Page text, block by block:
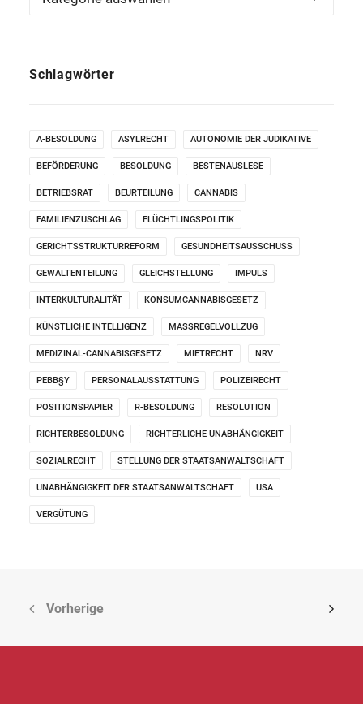
Schlagwörter
A-BESOLDUNG ASYLRECHT AUTONOMIE DER JUDIKATIVE
BEFÖRDERUNG BESOLDUNG BESTENAUSLESE
BETRIEBSRAT BEURTEILUNG CANNABIS
FAMILIENZUSCHLAG FLÜCHTLINGSPOLITIK
GERICHTSSTRUKTURREFORM GESUNDHEITSAUSSCHUSS
GEWALTENTEILUNG GLEICHSTELLUNG IMPULS
INTERKULTURALITÄT KONSUMCANNABISGESETZ
KÜNSTLICHE INTELLIGENZ MASSREGELVOLLZUG
MEDIZINAL-CANNABISGESETZ MIETRECHT NRV
PEBB§Y PERSONALAUSSTATTUNG POLIZEIRECHT
POSITIONSPAPIER R-BESOLDUNG RESOLUTION
RICHTERBESOLDUNG RICHTERLICHE UNABHÄNGIGKEIT
SOZIALRECHT STELLUNG DER STAATSANWALTSCHAFT
UNABHÄNGIGKEIT DER STAATSANWALTSCHAFT USA
VERGÜTUNG
Vorherige